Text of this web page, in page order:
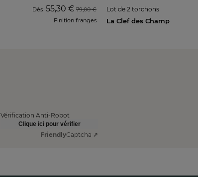
Dès 55,30 € 79,00 €
Finition franges
Lot de 2 torchons
La Clef des Champs
Vérification Anti-Robot
Clique ici pour vérifier
FriendlyCaptcha ⇗